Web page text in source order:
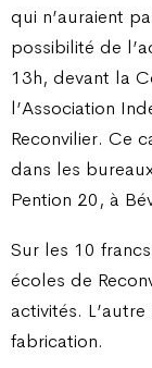
qui n’auraient
possibilité de
13h, devant la
l’Association
Reconvilier. Ce
dans les
Pention 20, à
Sur les 10
écoles de
activités.
fabrication.